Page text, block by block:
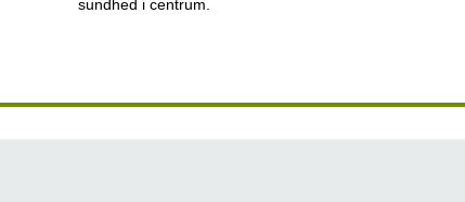
sundhed i centrum.